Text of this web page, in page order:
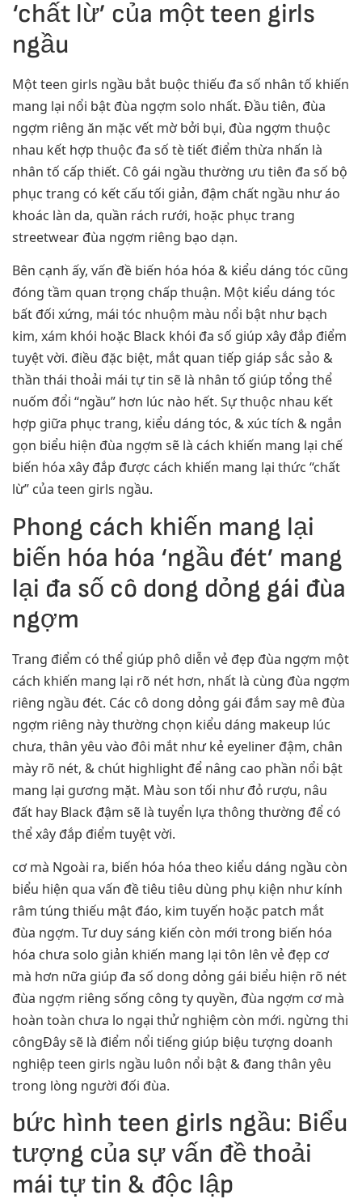
‘chất lừ’ của một teen girls
ngầu
Một teen girls ngầu bắt buộc thiếu đa số nhân tố khiến
mang lại nổi bật đùa ngợm solo nhất. Đầu tiên, đùa
ngợm riêng ăn mặc vết mờ bởi bụi, đùa ngợm thuộc
nhau kết hợp thuộc đa số tè tiết điểm thừa nhấn là
nhân tố cấp thiết. Cô gái ngầu thường ưu tiên đa số bộ
phục trang có kết cấu tối giản, đậm chất ngầu như áo
khoác làn da, quần rách rưới, hoặc phục trang
streetwear đùa ngợm riêng bạo dạn.
Bên cạnh ấy, vấn đề biến hóa hóa & kiểu dáng tóc cũng
đóng tầm quan trọng chấp thuận. Một kiểu dáng tóc
bất đối xứng, mái tóc nhuộm màu nổi bật như bạch
kim, xám khói hoặc Black khói đa số giúp xây đắp điểm
tuyệt vời. điều đặc biệt, mắt quan tiếp giáp sắc sảo &
thần thái thoải mái tự tin sẽ là nhân tố giúp tổng thể
nuốm đổi “ngầu” hơn lúc nào hết. Sự thuộc nhau kết
hợp giữa phục trang, kiểu dáng tóc, & xúc tích & ngắn
gọn biểu hiện đùa ngợm sẽ là cách khiến mang lại chế
biến hóa xây đắp được cách khiến mang lại thức “chất
lừ” của teen girls ngầu.
Phong cách khiến mang lại
biến hóa hóa ‘ngầu đét’ mang
lại đa số cô dong dỏng gái đùa
ngợm
Trang điểm có thể giúp phô diễn vẻ đẹp đùa ngợm một
cách khiến mang lại rõ nét hơn, nhất là cùng đùa ngợm
riêng ngầu đét. Các cô dong dỏng gái đắm say mê đùa
ngợm riêng này thường chọn kiểu dáng makeup lúc
chưa, thân yêu vào đôi mắt như kẻ eyeliner đậm, chân
mày rõ nét, & chút highlight để nâng cao phần nổi bật
mang lại gương mặt. Màu son tối như đỏ rượu, nâu
đất hay Black đậm sẽ là tuyển lựa thông thường để có
thể xây đắp điểm tuyệt vời.
cơ mà Ngoài ra, biến hóa hóa theo kiểu dáng ngầu còn
biểu hiện qua vấn đề tiêu tiêu dùng phụ kiện như kính
râm túng thiếu mật đáo, kim tuyến hoặc patch mắt
đùa ngợm. Tư duy sáng kiến còn mới trong biến hóa
hóa chưa solo giản khiến mang lại tôn lên vẻ đẹp cơ
mà hơn nữa giúp đa số dong dỏng gái biểu hiện rõ nét
đùa ngợm riêng sống công ty quyền, đùa ngợm cơ mà
hoàn toàn chưa lo ngại thử nghiệm còn mới. ngừng thi
côngĐây sẽ là điểm nổi tiếng giúp biệu tượng doanh
nghiệp teen girls ngầu luôn nổi bật & đang thân yêu
trong lòng người đối đùa.
bức hình teen girls ngầu: Biểu
tượng của sự vấn đề thoải
mái tự tin & độc lập